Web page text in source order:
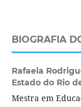
BIOGRAFIA
Rafaela
Estado do Rio
Mestra em